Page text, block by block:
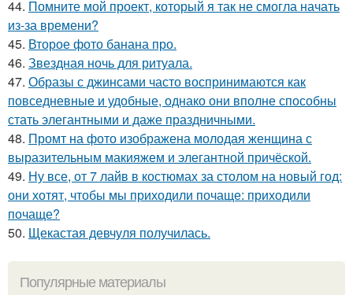
44. Помните мой проект, который я так не смогла начать
из-за времени?
45. Второе фото банана про.
46. Звездная ночь для ритуала.
47. Образы с джинсами часто воспринимаются как
повседневные и удобные, однако они вполне способны
стать элегантными и даже праздничными.
48. Промт на фото изображена молодая женщина с
выразительным макияжем и элегантной причёской.
49. Ну все, от 7 лайв в костюмах за столом на новый год:
они хотят, чтобы мы приходили почаще: приходили
почаще?
50. Щекастая девчуля получилась.
Популярные материалы